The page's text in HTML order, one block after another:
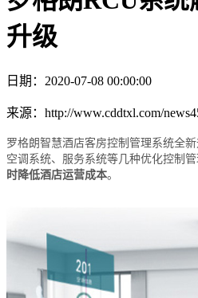
升级
日期：2020-07-08 00:00:00
来源：http://www.cddtxl.com/
罗格朗智慧酒店客房控制管理系统全
空调系统、服务系统等几种优化控制管
时降低酒店运营成本。